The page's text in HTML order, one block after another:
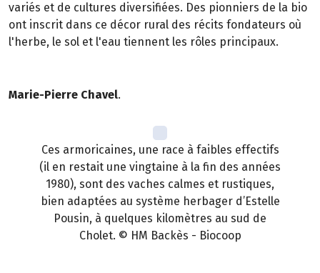
variés et de cultures diversifiées. Des pionniers de la bio
ont inscrit dans ce décor rural des récits fondateurs où
l'herbe, le sol et l'eau tiennent les rôles principaux.
Marie-Pierre Chavel.
Ces armoricaines, une race à faibles effectifs
(il en restait une vingtaine à la fin des années
1980), sont des vaches calmes et rustiques,
bien adaptées au système herbager d’Estelle
Pousin, à quelques kilomètres au sud de
Cholet. © HM Backès - Biocoop